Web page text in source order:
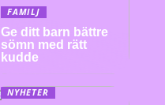
FAMILJ
Ge ditt barn bättre
sömn med rätt
kudde
NYHETER